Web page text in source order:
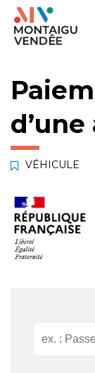
Gestion des traceurs
Aller
Aller
contenu
Aller
pied
VÉHICULE